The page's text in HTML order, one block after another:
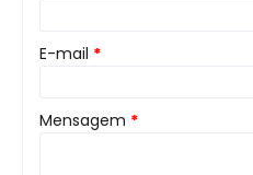
E-mail *
Mensagem *